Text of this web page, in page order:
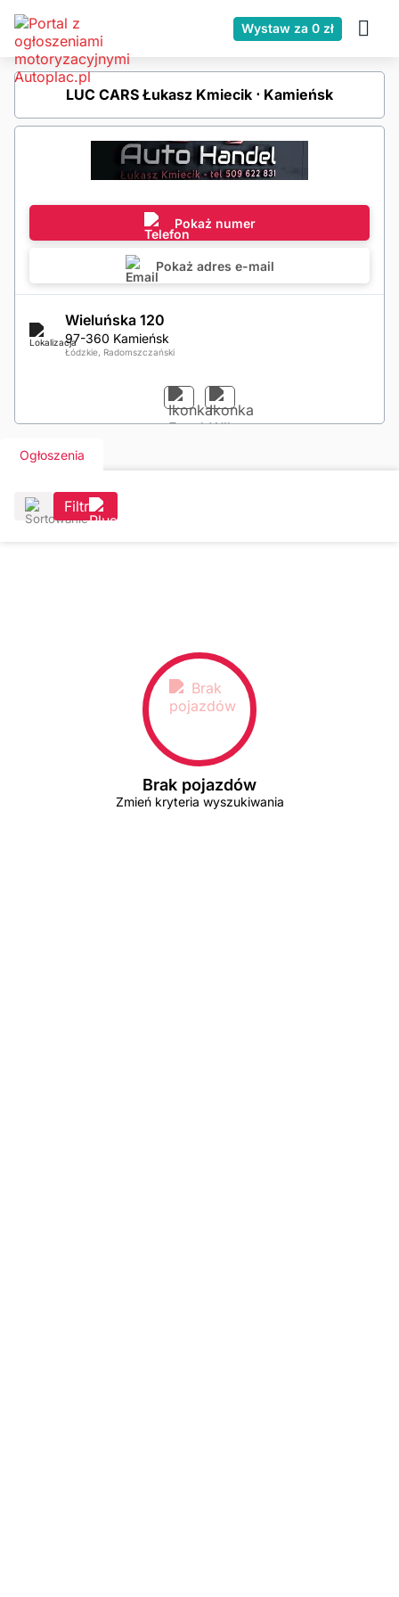
Wystaw za 0 zł
LUC CARS Łukasz Kmiecik ⋅ Kamieńsk
Pokaż numer
Pokaż adres e-mail
Wieluńska 120
97-360 Kamieńsk
Łódzkie, Radomszczański
Ogłoszenia
Filtr
Brak pojazdów
Zmień kryteria wyszukiwania